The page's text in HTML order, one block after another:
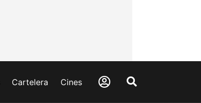
Cartelera Cines